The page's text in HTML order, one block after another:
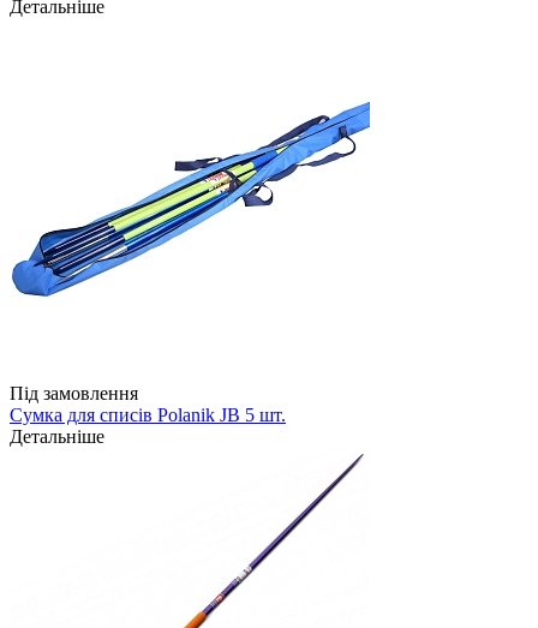
Детальніше
Під замовлення
Сумка для списів Polanik JB 5 шт.
Детальніше